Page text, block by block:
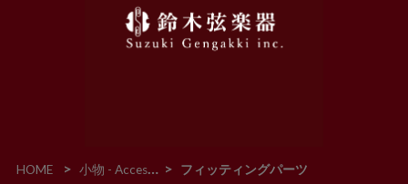
HOME 小物 - Accessories - フィッティングパーツ